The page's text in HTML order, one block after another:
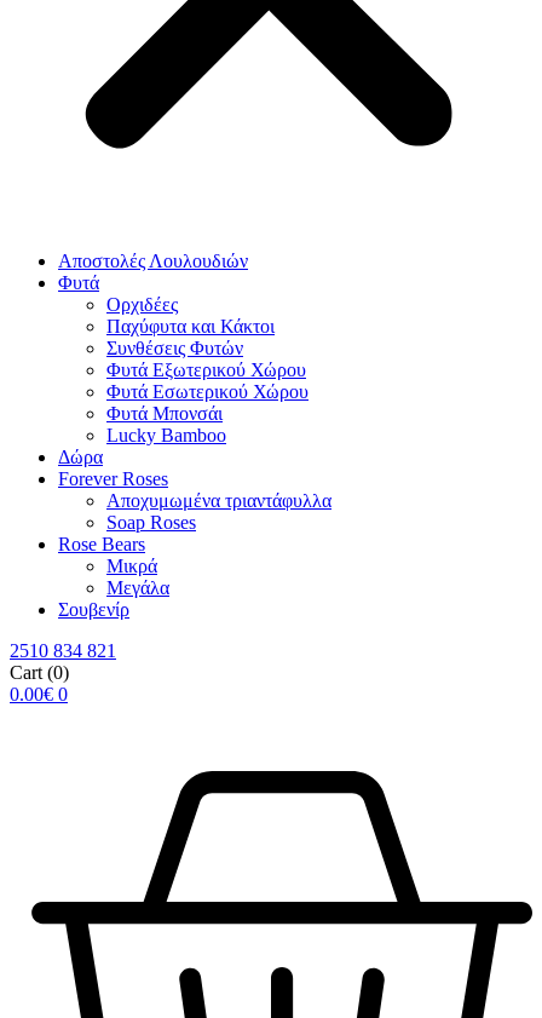
Αποστολές Λουλουδιών
Φυτά
Ορχιδέες
Παχύφυτα και Κάκτοι
Συνθέσεις Φυτών
Φυτά Εξωτερικού Χώρου
Φυτά Εσωτερικού Χώρου
Φυτά Μπονσάι
Lucky Bamboo
Δώρα
Forever Roses
Αποχυμωμένα τριαντάφυλλα
Soap Roses
Rose Βears
Μικρά
Μεγάλα
Σουβενίρ
2510 834 821
Cart (0)
0.00€ 0